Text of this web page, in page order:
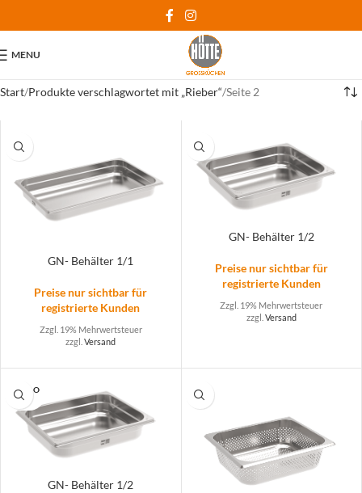
MENU
Start Produkte verschlagwortet mit „Rieber“ Seite 2
GN- Behälter 1/1
Preise nur sichtbar für
registrierte Kunden
Zzgl. 19% Mehrwertsteuer
zzgl.Versand
GN- Behälter 1/2
Preise nur sichtbar für
registrierte Kunden
Zzgl. 19% Mehrwertsteuer
zzgl. Versand
SOLD O
UT
GN- Behälter 1/2